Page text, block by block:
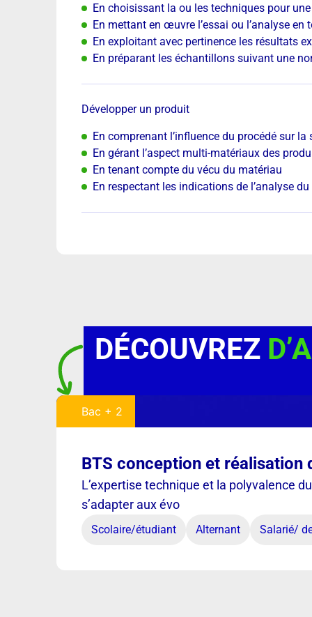
En choisissant la ou les techniques pour
En mettant en œuvre l’essai ou l’analyse
En exploitant avec pertinence les résultats
En préparant les échantillons suivant une
Développer un produit
En comprenant l’influence du procédé sur la
En gérant l’aspect multi-matériaux des
En tenant compte du vécu du matériau
En respectant les indications de l’analyse
DÉCOUVREZ
Bac + 2
BTS conception et réalisation
L’expertise technique et la polyvalence
s’adapter aux évo
Scolaire/étudiant Alternant Salarié/